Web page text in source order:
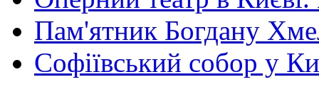
Пам'ятник Богдану
Софіївський собор у